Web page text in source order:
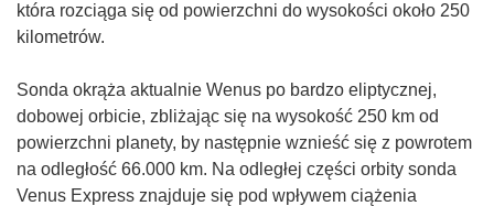
która rozciąga się od powierzchni do wysokości około 250
kilometrów.
Sonda okrąża aktualnie Wenus po bardzo eliptycznej,
dobowej orbicie, zbliżając się na wysokość 250 km od
powierzchni planety, by następnie wznieść się z powrotem
na odległość 66.000 km. Na odległej części orbity sonda
Venus Express znajduje się pod wpływem ciążenia